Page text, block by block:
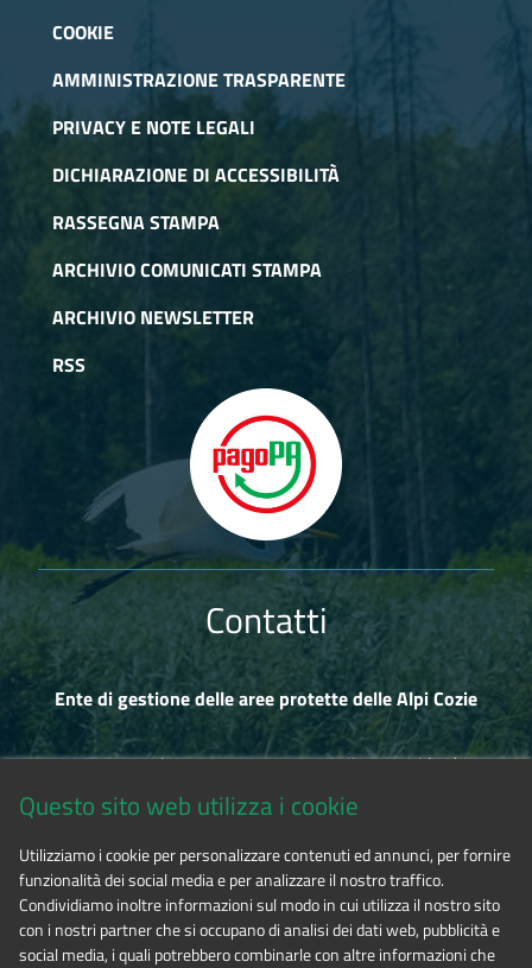
COOKIE
AMMINISTRAZIONE TRASPARENTE
PRIVACY E NOTE LEGALI
DICHIARAZIONE DI ACCESSIBILITÀ
RASSEGNA STAMPA
ARCHIVIO COMUNICATI STAMPA
ARCHIVIO NEWSLETTER
RSS
Contatti
Ente di gestione delle aree protette delle Alpi Cozie
Via Fransuà Fontan, 1 - 10050 Salbertrand (TO)
Tel. 0122.854720
Questo sito web utilizza i cookie
Utilizziamo i cookie per personalizzare contenuti ed annunci, per fornire
funzionalità dei social media e per analizzare il nostro traffico.
Condividiamo inoltre informazioni sul modo in cui utilizza il nostro sito
con i nostri partner che si occupano di analisi dei dati web, pubblicità e
social media, i quali potrebbero combinarle con altre informazioni che